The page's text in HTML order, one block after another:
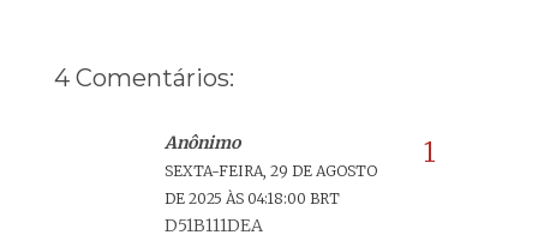
4 Comentários:
Anônimo
SEXTA-FEIRA, 29 DE AGOSTO
DE 2025 ÀS 04:18:00 BRT
D51B111DEA